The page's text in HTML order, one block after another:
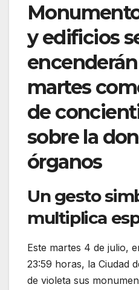
y edificios
martes
de
sobre la
órganos
Un gesto
multiplica
Este martes 4 de julio,
23:59 horas, la Ciudad
de violeta sus